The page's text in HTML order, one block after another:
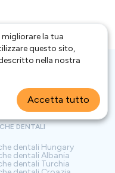
la tua
questo sito,
nella nostra
Accetta tutto
DENTALI
dentali Hungary
dentali Albania
dentali Turchia